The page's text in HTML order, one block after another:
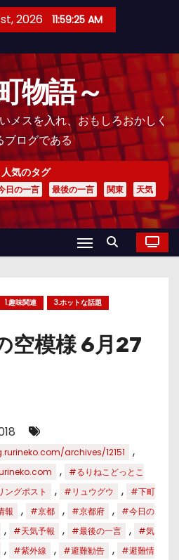
2026 11:59:26 AM
物語～
メスを入れ、おもしろおかしく
ブログである
人気のタグ
日の一言 最後の一言 関東 天気
1.趣味関連
3.ホットな話題
空模様 6月27
archives/12151 ,
,
#るりねこどっとこ
ングポスト , #リュウグウ ,
#下町
報 , #京都 , #京都府 ,
#今日の
, #天気予報 , #最後の一言 ,
#気
, #紫外線 , #避難勧告 ,
#避難情